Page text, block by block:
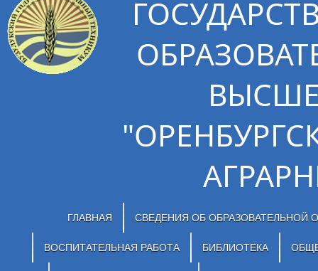
ГЛАВНАЯ СВЕДЕНИЯ ОБ ОБРАЗОВАТЕЛЬНОЙ
ВОСПИТАТЕЛЬНАЯ РАБОТА БИБЛИОТЕКА